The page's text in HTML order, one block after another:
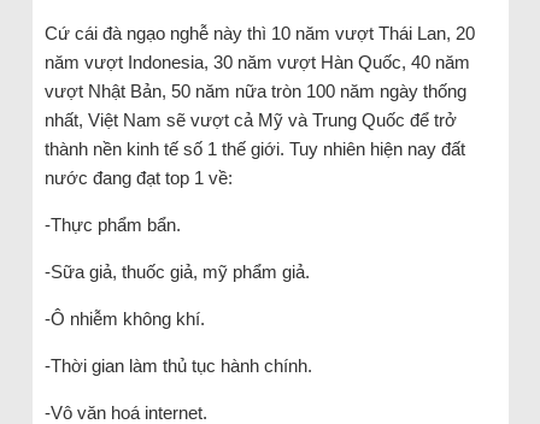
Cứ cái đà ngạo nghễ này thì 10 năm vượt Thái Lan, 20
năm vượt Indonesia, 30 năm vượt Hàn Quốc, 40 năm
vượt Nhật Bản, 50 năm nữa tròn 100 năm ngày thống
nhất, Việt Nam sẽ vượt cả Mỹ và Trung Quốc để trở
thành nền kinh tế số 1 thế giới. Tuy nhiên hiện nay đất
nước đang đạt top 1 về:
-Thực phẩm bẩn.
-Sữa giả, thuốc giả, mỹ phẩm giả.
-Ô nhiễm không khí.
-Thời gian làm thủ tục hành chính.
-Vô văn hoá internet.